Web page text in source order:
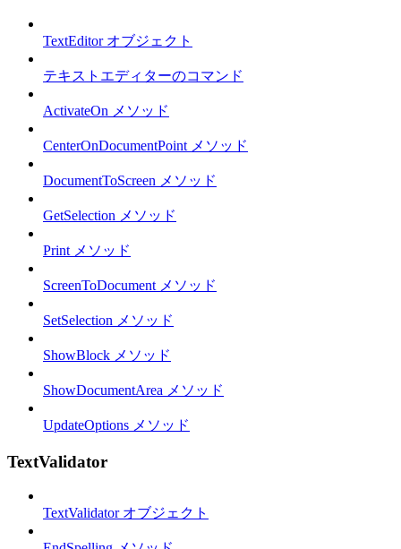
TextEditor オブジェクト
テキストエディターのコマンド
ActivateOn メソッド
CenterOnDocumentPoint メソッド
DocumentToScreen メソッド
GetSelection メソッド
Print メソッド
ScreenToDocument メソッド
SetSelection メソッド
ShowBlock メソッド
ShowDocumentArea メソッド
UpdateOptions メソッド
TextValidator
TextValidator オブジェクト